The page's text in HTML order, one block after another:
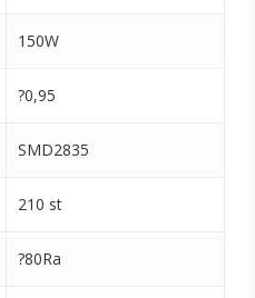
150W
?0,95
SMD2835
210 st
?80Ra